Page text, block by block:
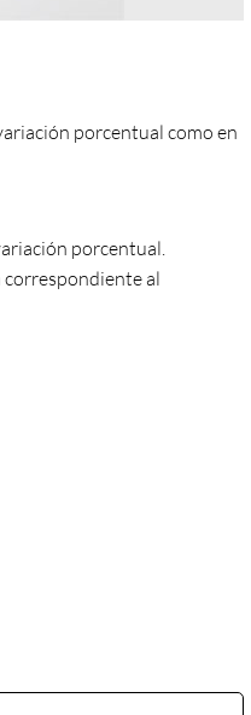
porcentual como en
porcentual.
correspondiente al